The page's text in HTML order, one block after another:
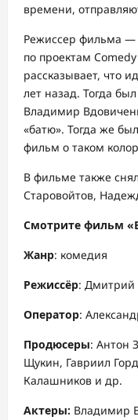
времени,
Режиссер фильма
по проектам
рассказывает, что
лет назад. Тогда
Владимир
«батю». Тогда же
фильм о таком
В фильме также
Старовойтов,
Смотрите фильм
Жанр: комедия
Режиссёр: Дмитрий
Оператор:
Продюсеры: Антон
Щукин, Гавриил
Калашников и др.
Актеры: Владимир